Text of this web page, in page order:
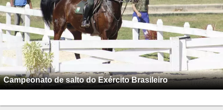
Campeonato de salto do Exército Brasileiro